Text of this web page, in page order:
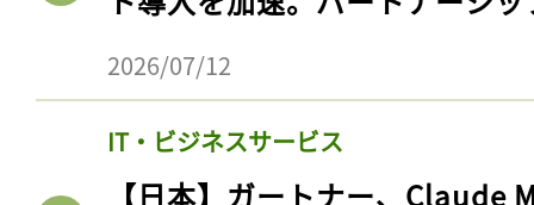
2026/07/12
IT・ビジネスサービス
【日本】ガートナー、Claude